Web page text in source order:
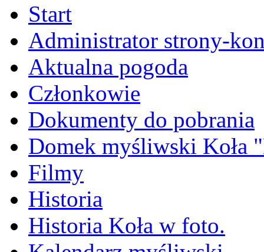
Start
Administrator strony-
Aktualna pogoda
Członkowie
Dokumenty do pobrania
Domek myśliwski Koła
Filmy
Historia
Historia Koła w foto.